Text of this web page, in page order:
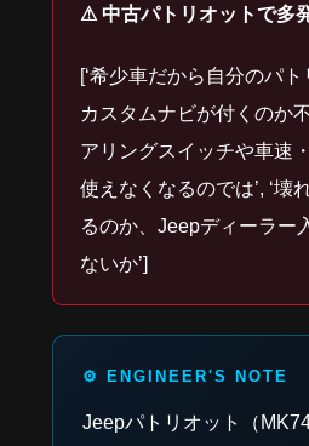
⚠ 中古パトリオットで多
[‘希少車だから自分のパ
カスタムナビが付くのか
アリングスイッチや車速
使えなくなるのでは’, ‘壊
るのか、Jeepディーラー
ないか’]
Jeepパトリオット（